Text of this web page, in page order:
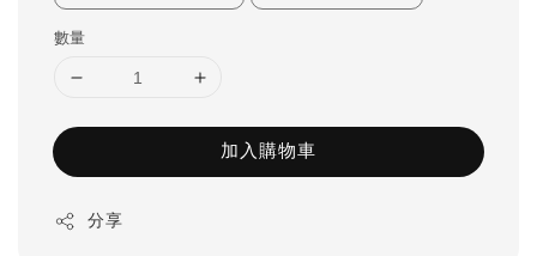
數量
加入購物車
分享